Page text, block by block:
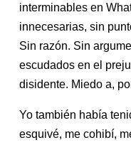
interminables en
innecesarias, sin
Sin razón. Sin
escudados en el
disidente. Miedo a,
Yo también había
esquivé, me cohibí,